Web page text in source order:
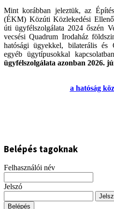
Mint korábban jeleztük, az
(ÉKM) Közúti Közlekedési
úti ügyfélszolgálata 2024 őszén
vecsési Quadrum Irodaház
hatósági ügyekkel, bilaterális és
egyéb ügytípusokkal
ügyfélszolgálata azonban 2026.
a hatóság
Belépés tagoknak
Felhasználói név
Jelszó
Belépés